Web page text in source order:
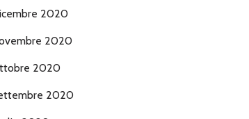
2020
2020
2020
2020